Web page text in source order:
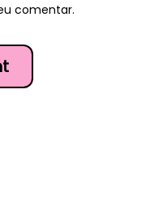
comentar.